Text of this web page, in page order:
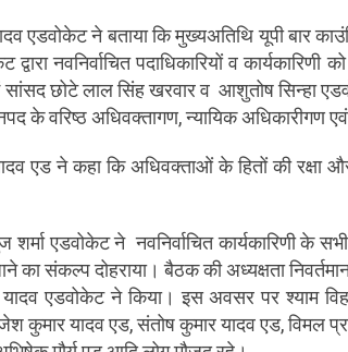
एडवोकेट ने बताया कि मुख्यअतिथि यूपी बार
द्वारा नवनिर्वाचित पदाधिकारियों व
छोटे लाल सिंह खरवार व  आशुतोष सिन्हा
के वरिष्ठ अधिवक्तागण, न्यायिक अधिकारीगण
एड ने कहा कि अधिवक्ताओं के हितों की
शर्मा एडवोकेट ने  नवनिर्वाचित कार्यकारिणी
का संकल्प दोहराया। बैठक की अध्यक्षता
यादव एडवोकेट ने किया। इस अवसर पर श्याम
कुमार यादव एड, संतोष कुमार यादव एड, विमल